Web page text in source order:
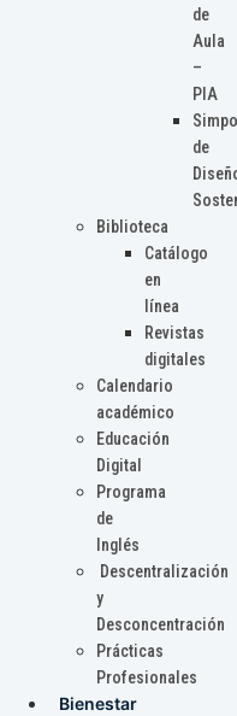
de
Aula
–
PIA
de
Biblioteca
Catálogo
en
línea
Revistas
digitales
Calendario
académico
Educación
Digital
Programa
de
Inglés
Descentralización
y
Desconcentración
Prácticas
Profesionales
Bienestar